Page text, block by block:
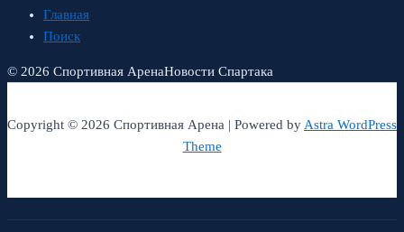
Главная
Поиск
© 2026 Спортивная АренаНовости Спартака
Copyright © 2026 Спортивная Арена | Powered byAstra WordPress
Theme